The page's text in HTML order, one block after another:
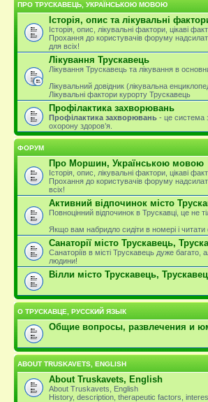
ПРО ТРУСКАВЕЦЬ, УКРАЇНСЬКОЮ МОВОЮ
Історія, опис та лікувальні
Історія, опис, лікувальні фактори, цікаві
Прохання до користувачів форуму
для всіх!
Лікування Трускавець
Лікування Трускавець та лікування в
Лікувальний довідник (лікувальна
Лікувальні фактори курорту Трускавець
Профілактика захворювань
Профілактика захворювань - це система
охорону здоров’я.
ФОРУМ
Про Моршин, Українською мовою
Історія, опис, лікувальні фактори, цікаві
Прохання до користувачів форуму
всіх!
Активний відпочинок місто
Повноцінний відпочинок в Трускавці, це не
Якщо вам набридло сидіти в номері і
Санаторії місто Трускавець,
Санаторіїв в місті Трускавець дуже
людини!
Вілли місто Трускавець,
О ТРУСКАВЦЕ, РУССКИЙ ЯЗЫК
Общие вопросы, развлечения и
ABOUT TRUSKAVETS, ENGLISH
About Truskavets, English
About Truskavets, English
History, description, therapeutic factors,